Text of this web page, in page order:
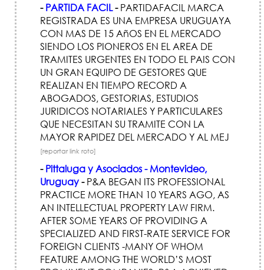
- PARTIDA FACIL-PARTIDAFACIL MARCA
REGISTRADA ES UNA EMPRESA URUGUAYA
CON MAS DE 15 AñOS EN EL MERCADO
SIENDO LOS PIONEROS EN EL AREA DE
TRAMITES URGENTES EN TODO EL PAIS CON
UN GRAN EQUIPO DE GESTORES QUE
REALIZAN EN TIEMPO RECORD A
ABOGADOS, GESTORIAS, ESTUDIOS
JURIDICOS NOTARIALES Y PARTICULARES
QUE NECESITAN SU TRAMITE CON LA
MAYOR RAPIDEZ DEL MERCADO Y AL MEJ
[reportar link roto]
- Pittaluga y Asociados - Montevideo,
Uruguay-P&A BEGAN ITS PROFESSIONAL
PRACTICE MORE THAN 10 YEARS AGO, AS
AN INTELLECTUAL PROPERTY LAW FIRM.
AFTER SOME YEARS OF PROVIDING A
SPECIALIZED AND FIRST-RATE SERVICE FOR
FOREIGN CLIENTS -MANY OF WHOM
FEATURE AMONG THE WORLD’S MOST